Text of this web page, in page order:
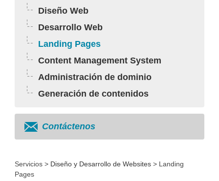
Diseño Web
Desarrollo Web
Landing Pages
Content Management System
Administración de dominio
Generación de contenidos
Contáctenos
Servicios > Diseño y Desarrollo de Websites > Landing
Pages